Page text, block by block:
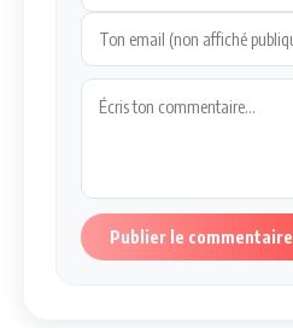
Publier le commentaire